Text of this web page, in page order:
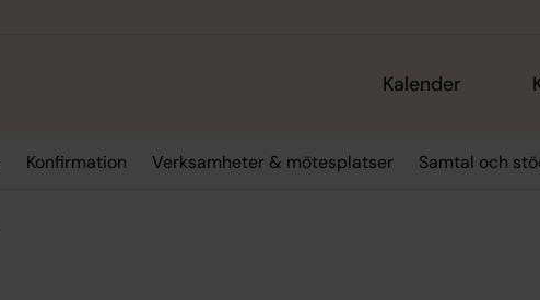
Kalender
Konfirmation Verksamheter & mötesplatser Samtal och